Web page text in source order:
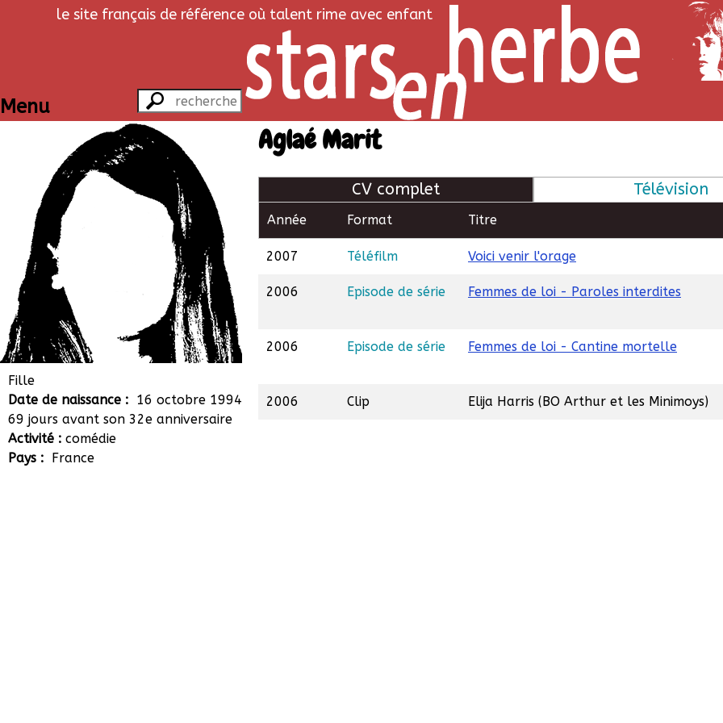
le site français de référence où talent rime avec enfant
Menu
Aglaé Marit
Fille
Date de naissance : 16 octobre 1994
69 jours avant son 32e anniversaire
Activité : comédie
Pays : France
Aglaé Marit
CV complet Télévision
Année Format Titre
2007 Téléfilm Voici venir l'orage
2006 Episode de série Femmes de loi - Paroles interdites
2006 Episode de série Femmes de loi - Cantine mortelle
2006 Clip Elija Harris (BO Arthur et les Minimoys)